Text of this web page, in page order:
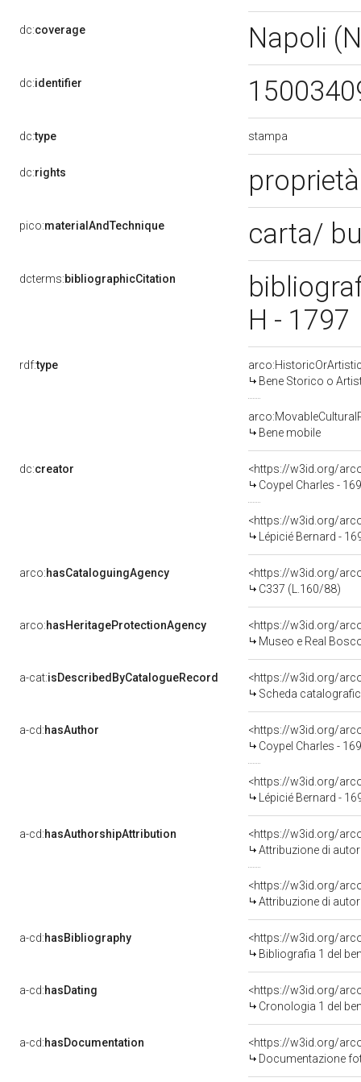
dc:coverage Napoli
dc:identifier
dc:type stampa
dc:rights
pico:materialAndTechnique carta/
dcterms:bibliographicCitation
H - 1797
rdf:type
Bene Storico o
Bene mobile
dc:creator
<https://w3id.org/
Coypel Charles -
<https://w3id.org/
Lépicié Bernard -
arco:hasCataloguingAgency
<https://w3id.org/
C337 (L.160/88)
arco:hasHeritageProtectionAgency
<https://w3id.org/
Museo e Real
a-cat:isDescribedByCatalogueRecord
<https://w3id.org/
Scheda
a-cd:hasAuthor
<https://w3id.org/
Coypel Charles -
<https://w3id.org/
Lépicié Bernard -
a-cd:hasAuthorshipAttribution
<https://w3id.org/
Attribuzione di
<https://w3id.org/
Attribuzione di
a-cd:hasBibliography
<https://w3id.org/
Bibliografia 1 del
a-cd:hasDating
<https://w3id.org/
Cronologia 1 del
a-cd:hasDocumentation
Documentazione